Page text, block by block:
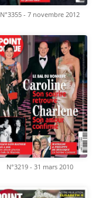
N°3355 - 7 novembre 2012
N°3219 - 31 mars 2010